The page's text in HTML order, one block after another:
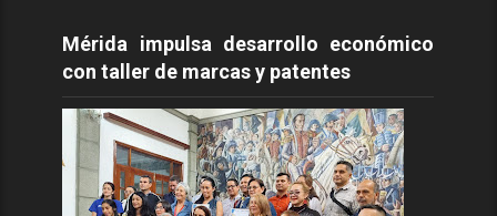
Mérida impulsa desarrollo económico
con taller de marcas y patentes